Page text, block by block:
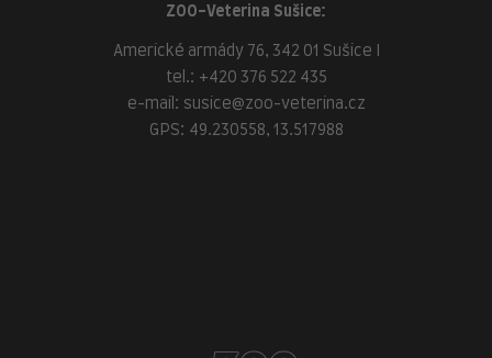
ZOO-Veterina Sušice:
Americké armády 76, 342 01 Sušice I
tel.: +420 376 522 435
e-mail: susice@zoo-veterina.cz
GPS: 49.230558, 13.517988